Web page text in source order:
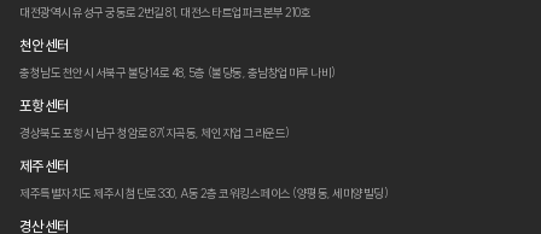
대전광역시 유성구 궁동로 2번길 81, 대전스타트업파크본부 210호
천안 센터
충청남도 천안시 서북구 불당14로 48, 5층 (불당동, 충남창업마루 나비)
포항 센터
경상북도 포항시 남구 청암로 87(지곡동, 체인지업 그라운드)
제주 센터
제주특별자치도 제주시 첨단로 330, A동 2층 코워킹스페이스 (양평동, 세미양빌딩)
경산 센터